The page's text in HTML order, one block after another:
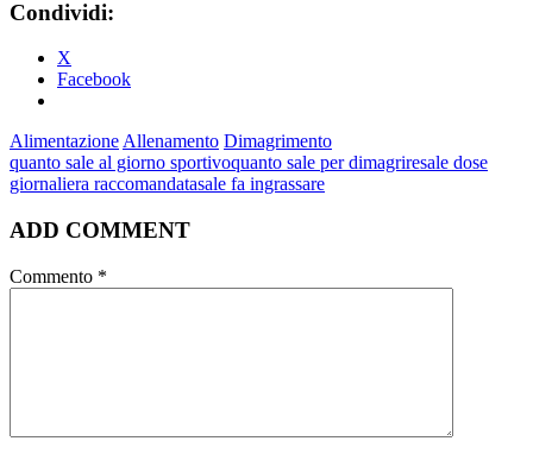
Condividi:
X
Facebook
AlimentazioneAllenamento Dimagrimento
quanto sale al giorno sportivoquanto sale per dimagriresale dose
giornaliera raccomandatasale fa ingrassare
ADD COMMENT
Commento *